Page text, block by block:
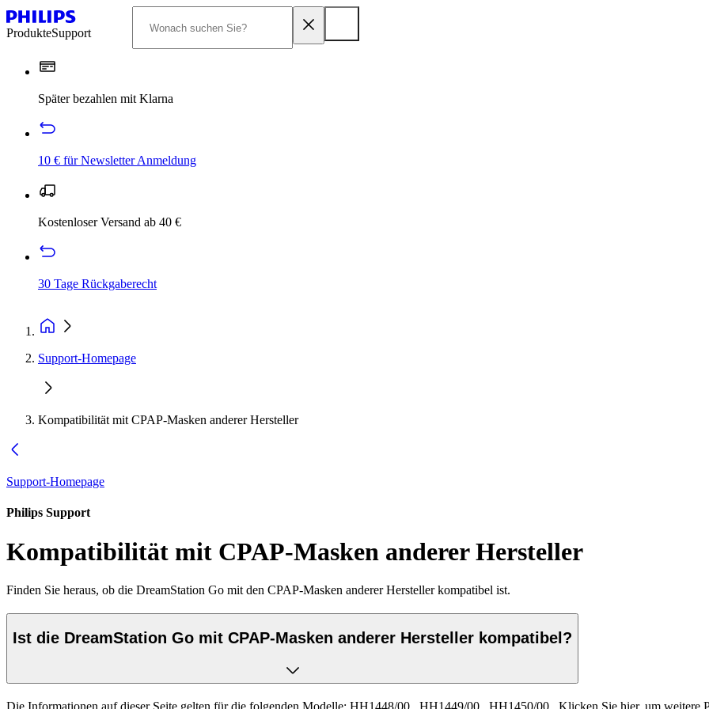
ProdukteSupport
Später bezahlen mit Klarna
10 € für Newsletter Anmeldung
Kostenloser Versand ab 40 €
30 Tage Rückgaberecht
Support-Homepage
Kompatibilität mit CPAP-Masken anderer Hersteller
Support-Homepage
Philips Support
Kompatibilität mit CPAP-Masken anderer Hersteller
Finden Sie heraus, ob die DreamStation Go mit den CPAP-Masken anderer Hersteller kompatibel ist.
Ist die DreamStation Go mit CPAP-Masken anderer Hersteller kompatibel?